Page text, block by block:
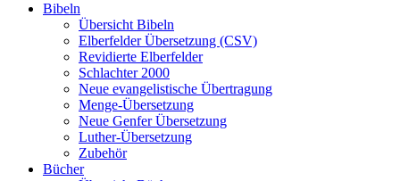
Bibeln
Übersicht Bibeln
Elberfelder Übersetzung (CSV)
Revidierte Elberfelder
Schlachter 2000
Neue evangelistische Übertragung
Menge-Übersetzung
Neue Genfer Übersetzung
Luther-Übersetzung
Zubehör
Bücher